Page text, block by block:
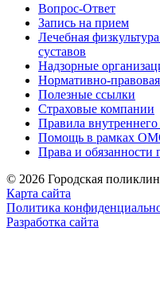
Вопрос-Ответ
Запись на прием
Лечебная
суставов
Надзорные
Нормативно-
Полезные ссылки
Страховые компании
Правила внутреннего
Помощь в рамках
Права и обязанности
© 2026 Городская
Карта сайта
Политика
Разработка сайта